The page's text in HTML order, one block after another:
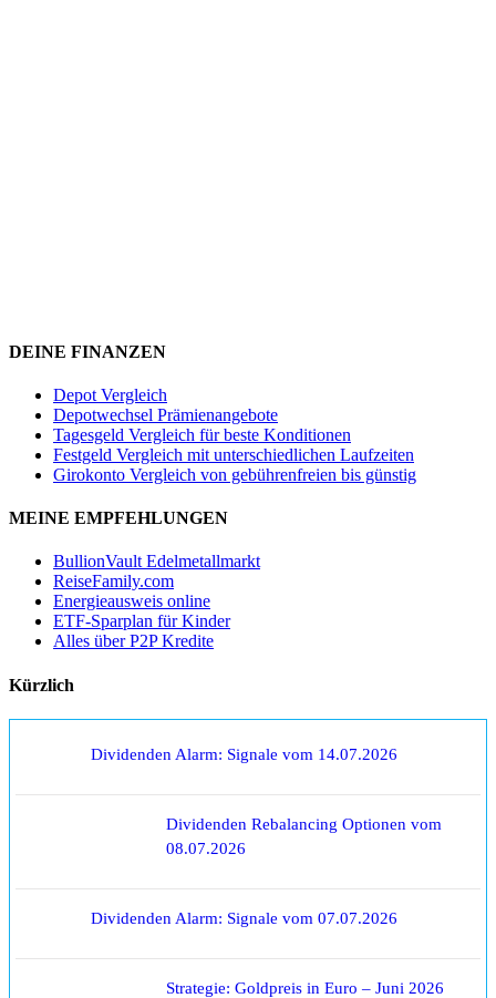
DEINE FINANZEN
Depot Vergleich
Depotwechsel Prämienangebote
Tagesgeld Vergleich für beste Konditionen
Festgeld Vergleich mit unterschiedlichen Laufzeiten
Girokonto Vergleich von gebührenfreien bis günstig
MEINE EMPFEHLUNGEN
BullionVault Edelmetallmarkt
ReiseFamily.com
Energieausweis online
ETF-Sparplan für Kinder
Alles über P2P Kredite
Kürzlich
Dividenden Alarm: Signale vom 14.07.2026
Dividenden Rebalancing Optionen vom
08.07.2026
Dividenden Alarm: Signale vom 07.07.2026
Strategie: Goldpreis in Euro – Juni 2026